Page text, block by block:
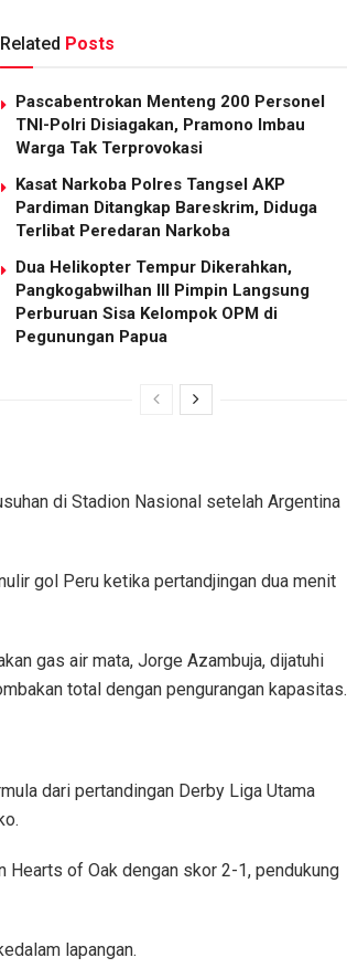
Related Posts
Pascabentrokan Menteng 200 Personel
TNI-Polri Disiagakan, Pramono Imbau
Warga Tak Terprovokasi
Kasat Narkoba Polres Tangsel AKP
Pardiman Ditangkap Bareskrim, Diduga
Terlibat Peredaran Narkoba
Dua Helikopter Tempur Dikerahkan,
Pangkogabwilhan III Pimpin Langsung
Perburuan Sisa Kelompok OPM di
Pegunungan Papua
di Stadion Nasional setelah Argentina
gol Peru ketika pertandjingan dua menit
gas air mata, Jorge Azambuja, dijatuhi
total dengan pengurangan kapasitas.
dari pertandingan Derby Liga Utama
Hearts of Oak dengan skor 2-1, pendukung
lapangan.